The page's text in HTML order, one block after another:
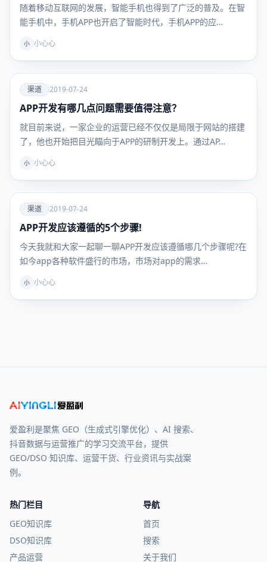
随着移动互联网的发展，智能手机也得到了广泛的普及。在智
能手机中，手机APP也开启了智能时代，手机APP的应…
小 小心心
爱
渠道
渠道 2019-07-24
APP开发有哪几点问题需要值得注意？
就目前来说，一家企业的运营已经不仅仅是局限于网站的搭建
了，他也开始把目光瞄向于APP的研制开发上。通过AP…
小 小心心
爱
渠道
渠道 2019-07-24
APP开发应该遵循的5个步骤!
今天我就和大家一起聊一聊APP开发应该遵循哪几个步骤呢?在
如今app各种软件盛行的市场，市场对app的需求…
小 小心心
爱盈利是聚焦 GEO（生成式引擎优化）、AI 搜索、
抖音数据与运营推广的学习交流平台，提供
GEO/DSO 知识库、运营干货、行业资讯与实战案
例。
热门栏目
GEO知识库
DSO知识库
产品运营
导航
首页
搜索
关于我们